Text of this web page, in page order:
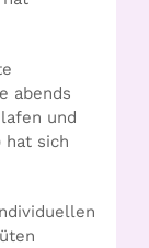
abends
und
hat sich